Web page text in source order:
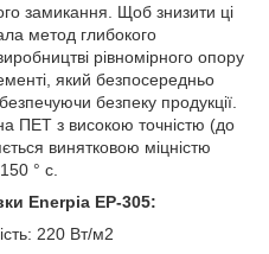
замикання. Щоб знизити ці
метод глибокого
рівномірного опору
який безпосередньо
безпеку продукції.
ПЕТ з високою точністю (до
винятковою міцністю
° с.
Enerpia EP-305:
220 Вт/м2